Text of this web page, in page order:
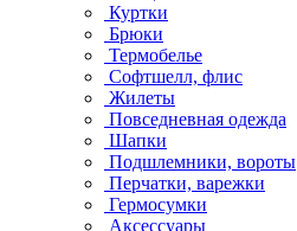
Куртки
Брюки
Термобелье
Софтшелл, флис
Жилеты
Повседневная одежда
Шапки
Подшлемники, вороты
Перчатки, варежки
Гермосумки
Аксессуары